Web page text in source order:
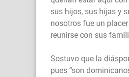
sus hijos, sus hijas y
nosotros fue un
reunirse con sus
Sostuvo que la
pues “son